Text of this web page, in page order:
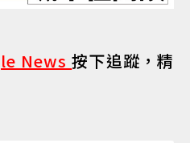
News按下追蹤，精